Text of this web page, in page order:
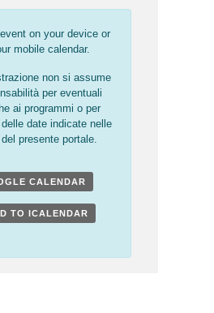
on your device or
mobile calendar.
non si assume
per eventuali
ai programmi o per
date indicate nelle
presente portale.
CALENDAR
TO ICALENDAR